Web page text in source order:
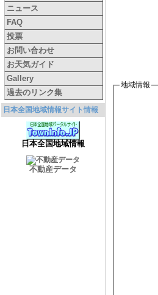
ニュース
FAQ
投票
お問い合わせ
お天気ガイド
Gallery
過去のリンク集
日本全国地域情報サイト情報
日本全国地域情報
不動産データ
地域情報